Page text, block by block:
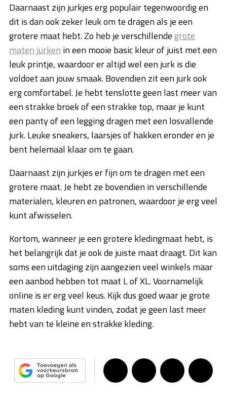
Daarnaast zijn jurkjes erg populair tegenwoordig en
dit is dan ook zeker leuk om te dragen als je een
grotere maat hebt. Zo heb je verschillendegrote
maten jurken in een mooie basic kleur of juist met een
leuk printje, waardoor er altijd wel een jurk is die
voldoet aan jouw smaak. Bovendien zit een jurk ook
erg comfortabel. Je hebt tenslotte geen last meer van
een strakke broek of een strakke top, maar je kunt
een panty of een legging dragen met een losvallende
jurk. Leuke sneakers, laarsjes of hakken eronder en je
bent helemaal klaar om te gaan.
Daarnaast zijn jurkjes er fijn om te dragen met een
grotere maat. Je hebt ze bovendien in verschillende
materialen, kleuren en patronen, waardoor je erg veel
kunt afwisselen.
Kortom, wanneer je een grotere kledingmaat hebt, is
het belangrijk dat je ook de juiste maat draagt. Dit kan
soms een uitdaging zijn aangezien veel winkels maar
een aanbod hebben tot maat L of XL. Voornamelijk
online is er erg veel keus. Kijk dus goed waar je grote
maten kleding kunt vinden, zodat je geen last meer
hebt van te kleine en strakke kleding.